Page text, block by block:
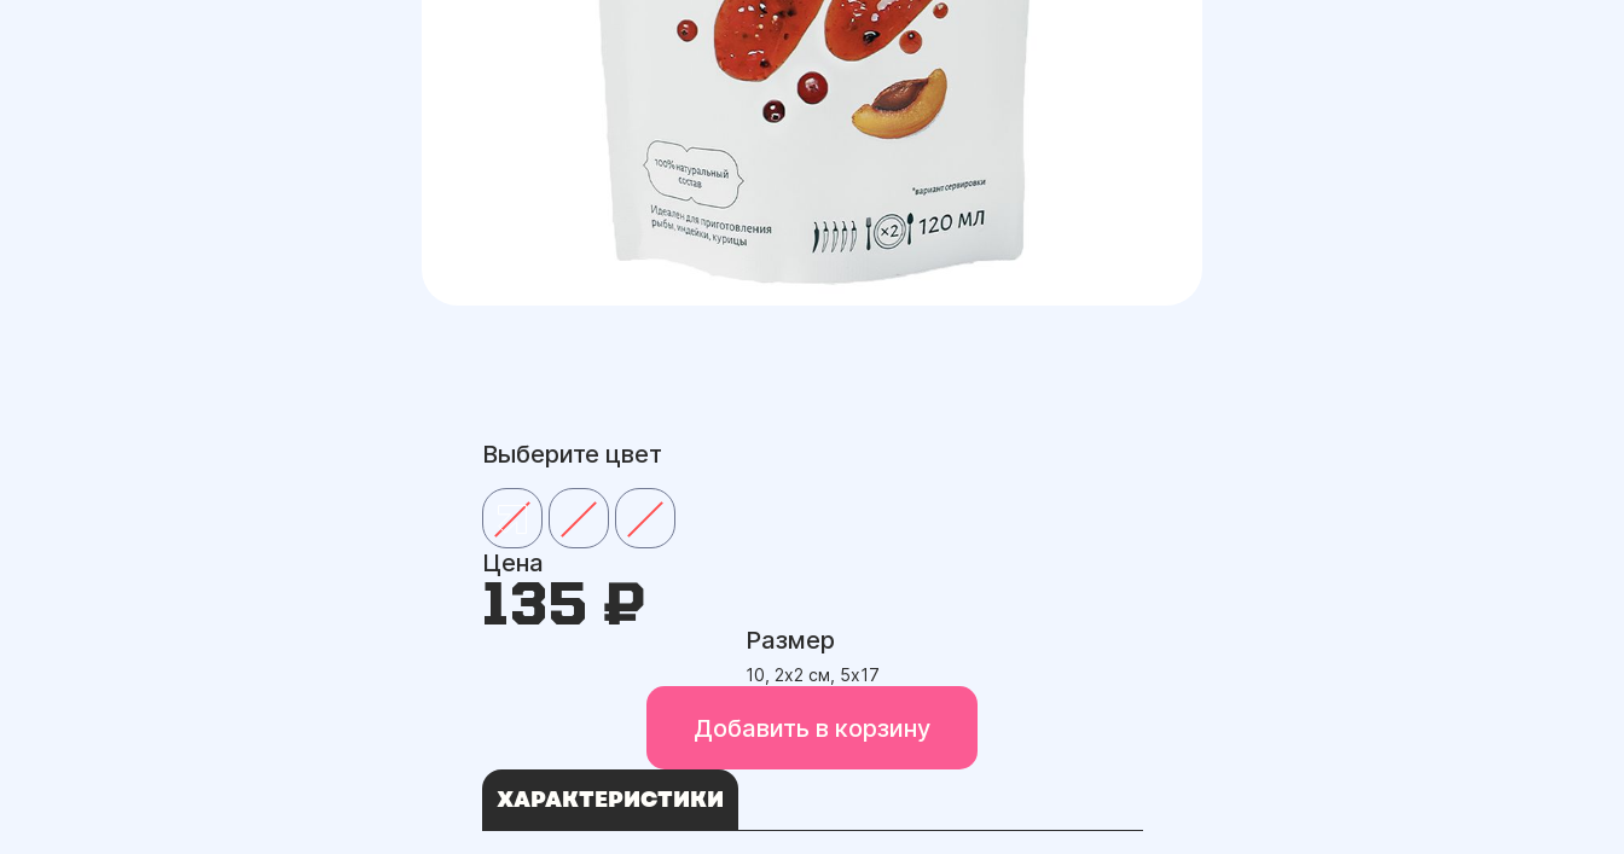
Выберите цвет
Цена
135 ₽
Размер
10, 2х2 см, 5х17
Добавить в корзину
ХАРАКТЕРИСТИКИ